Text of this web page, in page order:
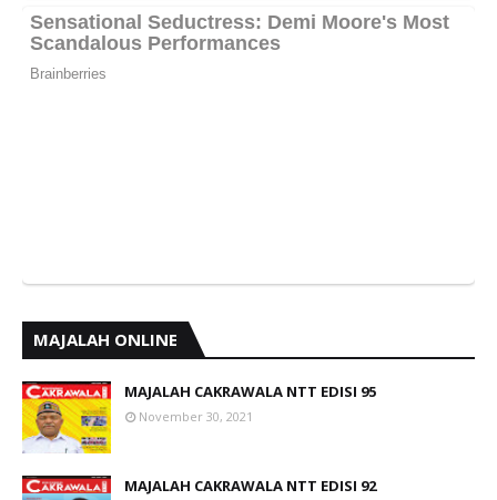
MAJALAH ONLINE
MAJALAH CAKRAWALA NTT EDISI 95
November 30, 2021
MAJALAH CAKRAWALA NTT EDISI 92